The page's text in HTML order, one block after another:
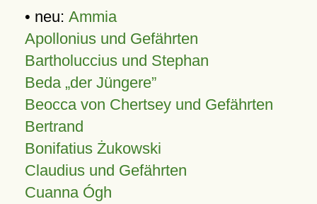
• neu: Ammia
Apollonius und Gefährten
Bartholuccius und Stephan
Beda „der Jüngere”
Beocca von Chertsey und Gefährten
Bertrand
Bonifatius Żukowski
Claudius und Gefährten
Cuanna Ógh